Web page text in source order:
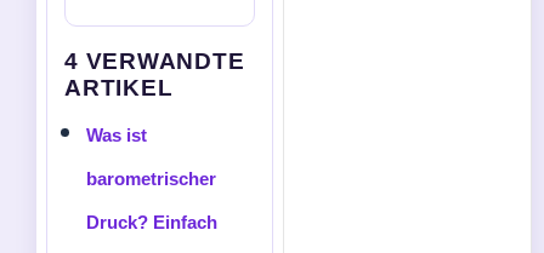
4 VERWANDTE
ARTIKEL
Was ist
barometrischer
Druck? Einfach